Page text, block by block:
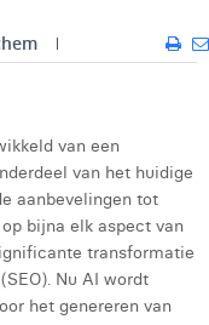
van een
van het huidige
aanbevelingen tot
bijna elk aspect van
transformatie
Nu AI wordt
het genereren van